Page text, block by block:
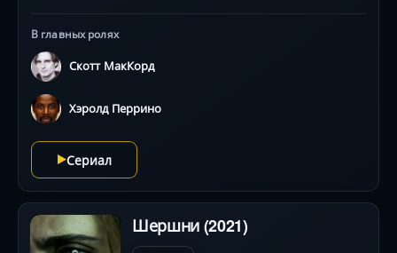
В главных ролях
Скотт МакКорд
Хэролд Перрино
Сериал
Шершни (2021)